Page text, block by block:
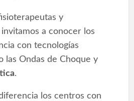
y
a conocer los
con tecnologías
las Ondas de Choque y
.
los centros con